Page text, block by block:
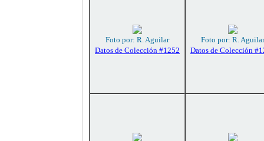
Foto por: R. Aguilar
Datos de Colección #1252
Foto por: R. Aguilar
Datos de Colección